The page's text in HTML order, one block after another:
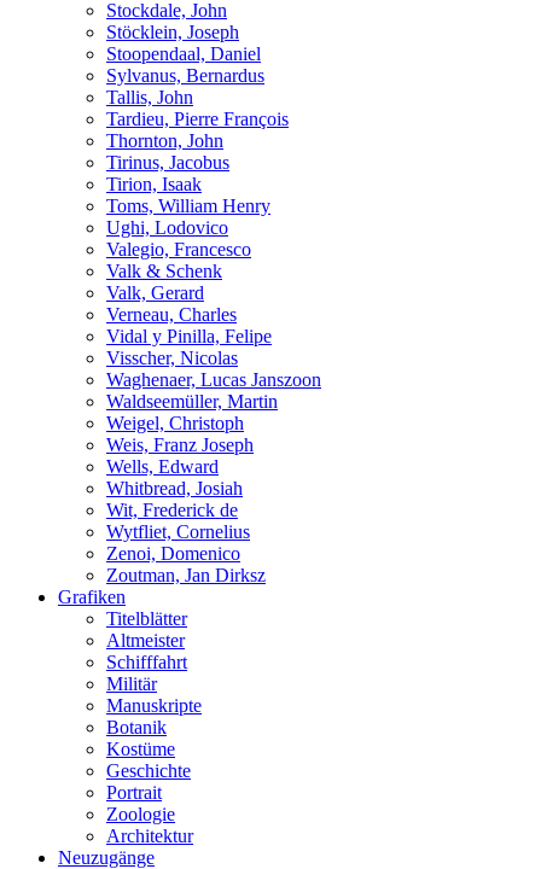
Stockdale, John
Stöcklein, Joseph
Stoopendaal, Daniel
Sylvanus, Bernardus
Tallis, John
Tardieu, Pierre François
Thornton, John
Tirinus, Jacobus
Tirion, Isaak
Toms, William Henry
Ughi, Lodovico
Valegio, Francesco
Valk & Schenk
Valk, Gerard
Verneau, Charles
Vidal y Pinilla, Felipe
Visscher, Nicolas
Waghenaer, Lucas Janszoon
Waldseemüller, Martin
Weigel, Christoph
Weis, Franz Joseph
Wells, Edward
Whitbread, Josiah
Wit, Frederick de
Wytfliet, Cornelius
Zenoi, Domenico
Zoutman, Jan Dirksz
Grafiken
Titelblätter
Altmeister
Schifffahrt
Militär
Manuskripte
Botanik
Kostüme
Geschichte
Portrait
Zoologie
Architektur
Neuzugänge